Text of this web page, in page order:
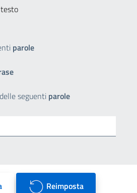
parole
seguenti parole
Reimposta